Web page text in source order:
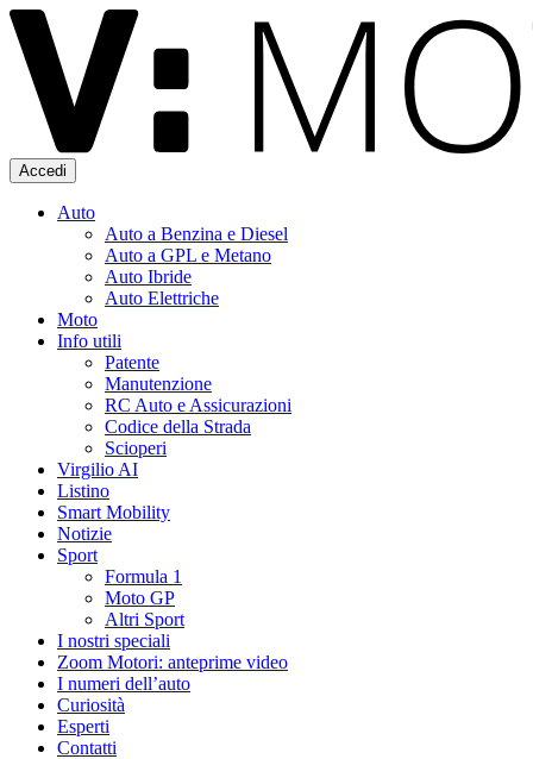
Accedi
Auto
Auto a Benzina e Diesel
Auto a GPL e Metano
Auto Ibride
Auto Elettriche
Moto
Info utili
Patente
Manutenzione
RC Auto e Assicurazioni
Codice della Strada
Scioperi
Virgilio AI
Listino
Smart Mobility
Notizie
Sport
Formula 1
Moto GP
Altri Sport
I nostri speciali
Zoom Motori: anteprime video
I numeri dell’auto
Curiosità
Esperti
Contatti